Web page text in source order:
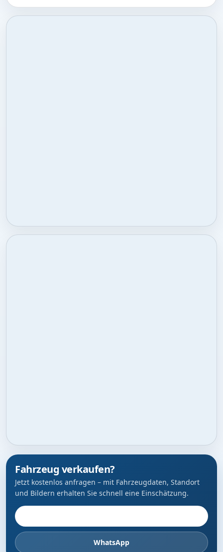
Fahrzeug verkaufen?
Jetzt kostenlos anfragen – mit Fahrzeugdaten, Standort
und Bildern erhalten Sie schnell eine Einschätzung.
WhatsApp